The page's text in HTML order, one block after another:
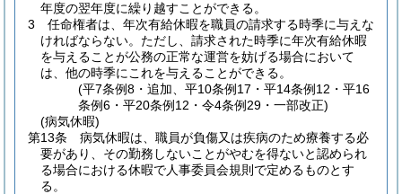
年度の翌年度に繰り越すことができる。
3
任命権者は、年次有給休暇を職員の請求する時季に与えな
ければならない。 ただし、請求された時季に年次有給休暇
を与えることが公務の正常な運営を妨げる場合において
は、他の時季にこれを与えることができる。
(平7条例8・追加、平10条例17・平14条例12・平16
条例6・平20条例12・令4条例29・一部改正)
(病気休暇)
第13条
病気休暇は、職員が負傷又は疾病のため療養する必
要があり、その勤務しないことがやむを得ないと認められ
る場合における休暇で人事委員会規則で定めるものとす
る。